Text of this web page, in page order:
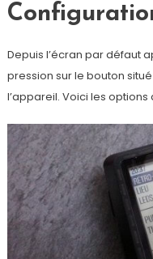
Depuis l’écran par défaut
pression sur le bouton
l’appareil. Voici les options